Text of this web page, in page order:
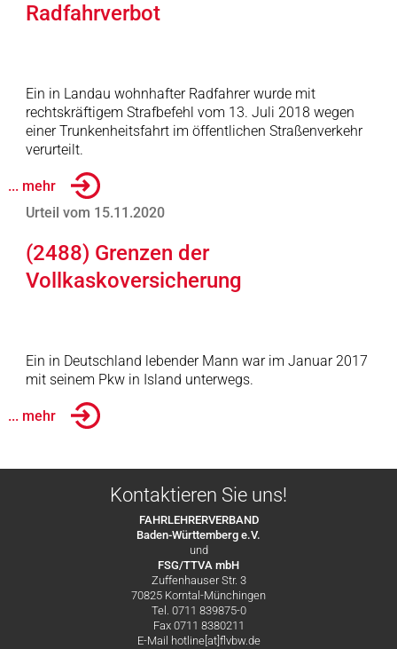
Radfahrverbot
Ein in Landau wohnhafter Radfahrer wurde mit
rechtskräftigem Strafbefehl vom 13. Juli 2018 wegen
einer Trunkenheitsfahrt im öffentlichen Straßenverkehr
verurteilt.
... mehr
Urteil vom 15.11.2020
(2488) Grenzen der
Vollkaskoversicherung
Ein in Deutschland lebender Mann war im Januar 2017
mit seinem Pkw in Island unterwegs.
... mehr
Kontaktieren Sie uns!
FAHRLEHRERVERBAND
Baden-Württemberg e.V.
und
FSG/TTVA mbH
Zuffenhauser Str. 3
70825 Korntal-Münchingen
Tel. 0711 839875-0
Fax 0711 8380211
E-Mail hotline[at]flvbw.de